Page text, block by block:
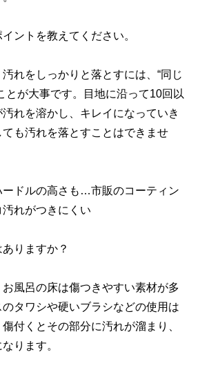
ントを教えてください。
れをしっかりと落とすには、“同じ
とが大事です。目地に沿って10回以
汚れを溶かし、キレイになっていき
も汚れを落とすことはできませ
ドルの高さも…市販のコーティン
れがつきにくい
りますか？
風呂の床は傷つきやすい素材が多
タワシや硬いブラシなどの使用は
付くとその部分に汚れが溜まり、
ります。